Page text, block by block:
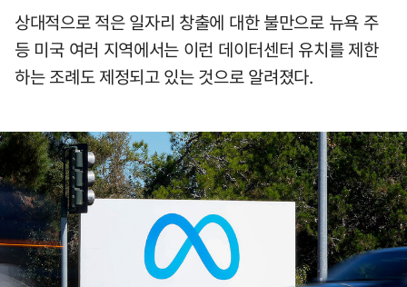
상대적으로 적은 일자리 창출에 대한 불만으로 뉴욕 주
등 미국 여러 지역에서는 이런 데이터센터 유치를 제한
하는 조례도 제정되고 있는 것으로 알려졌다.